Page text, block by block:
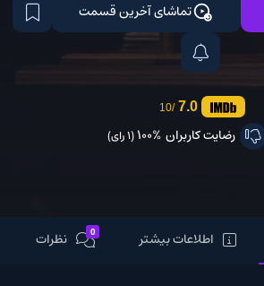
تماشای آخرین قسمت
7.0
/10
رضایت کاربران 100%(1 رای)
اطلاعات بیشتر 0 نظرات